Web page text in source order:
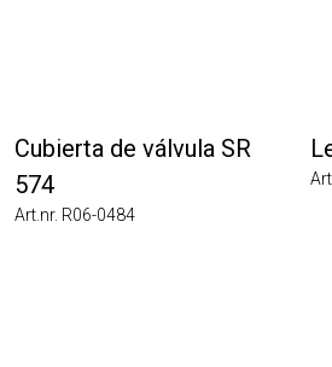
Cubierta de válvula SR
574
Art.nr. R06-0484